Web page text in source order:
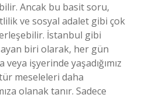
Ancak bu basit soru,
ve sosyal adalet gibi çok
İstanbul gibi
biri olarak, her gün
işyerinde yaşadığımız
meseleleri daha
olanak tanır. Sadece